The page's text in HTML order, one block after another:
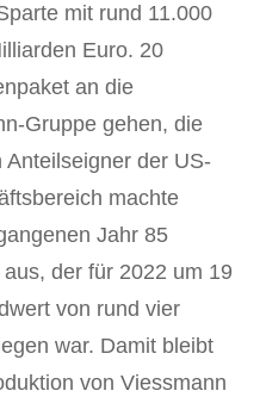
mit rund 11.000
Euro. 20
an die
Gruppe gehen, die
der US-
machte
Jahr 85
der für 2022 um 19
von rund vier
war. Damit bleibt
von Viessmann